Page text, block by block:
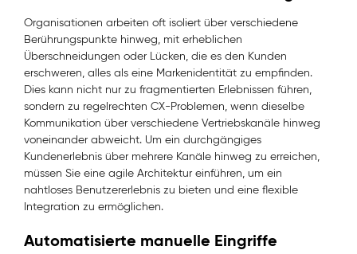
Organisationen arbeiten oft isoliert über verschiedene
Berührungspunkte hinweg, mit erheblichen
Überschneidungen oder Lücken, die es den Kunden
erschweren, alles als eine Markenidentität zu empfinden.
Dies kann nicht nur zu fragmentierten Erlebnissen führen,
sondern zu regelrechten CX-Problemen, wenn dieselbe
Kommunikation über verschiedene Vertriebskanäle hinweg
voneinander abweicht. Um ein durchgängiges
Kundenerlebnis über mehrere Kanäle hinweg zu erreichen,
müssen Sie eine agile Architektur einführen, um ein
nahtloses Benutzererlebnis zu bieten und eine flexible
Integration zu ermöglichen.
Automatisierte manuelle Eingriffe